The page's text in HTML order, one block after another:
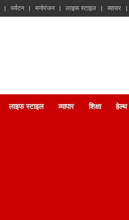
पर्यटन मनोरंजन लाइफ स्टाइल व्यापार
लाइफ स्टाइल व्यापार शिक्षा हेल्थ